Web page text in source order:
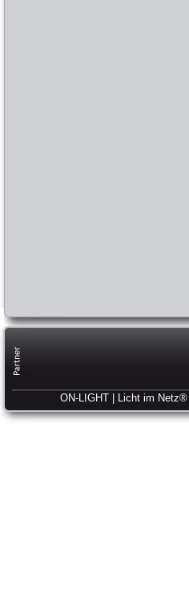
ON-LIGHT | Licht im Netz®